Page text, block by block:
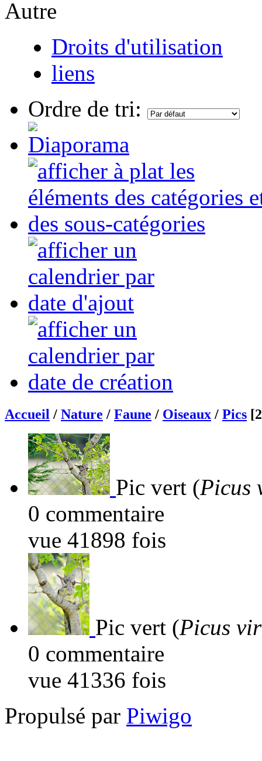
Autre
Droits d'utilisation
liens
Ordre de tri:
Accueil / Nature / Faune / Oiseaux / Pics
Pic vert (Picus
0 commentaire
vue 41898 fois
Pic vert (Picus
0 commentaire
vue 41336 fois
Propulsé par Piwigo